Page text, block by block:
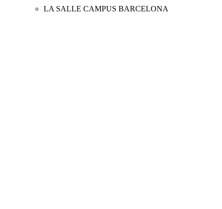
LA SALLE CAMPUS BARCELONA